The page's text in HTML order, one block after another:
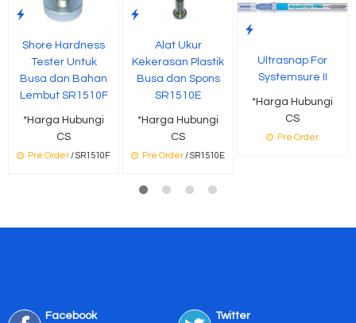
Shore Hardness
Tester Untuk
Busa dan Bahan
Lembut SR1510F
*Harga Hubungi
CS
Pre Order / SR1510F
Alat Ukur
Kekerasan Plastik
Busa dan Spons
SR1510E
*Harga Hubungi
CS
Pre Order / SR1510E
Ultrasnap For
Systemsure II
*Harga Hubungi
CS
Pre Order
Facebook Twitter